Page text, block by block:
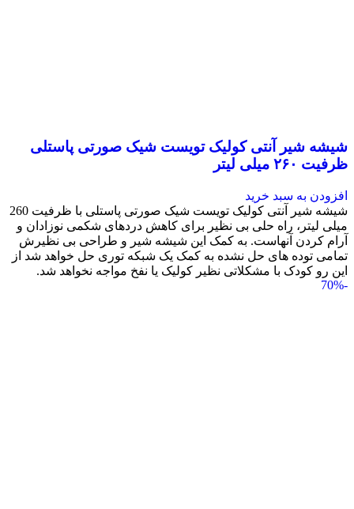
شیشه شیر آنتی کولیک تویست شیک صورتی پاستلی
ظرفیت ۲۶۰ میلی لیتر
افزودن به سبد خرید
شیشه شیر آنتی کولیک تویست شیک صورتی پاستلی با ظرفیت 260
میلی لیتر، راه حلی بی نظیر برای کاهش دردهای شکمی نوزادان و
آرام کردن آنهاست. به کمک این شیشه شیر و طراحی بی نظیرش
تمامی توده های حل نشده به کمک یک شبکه توری حل خواهد شد از
این رو کودک با مشکلاتی نظیر کولیک یا نفخ مواجه نخواهد شد.
-70%